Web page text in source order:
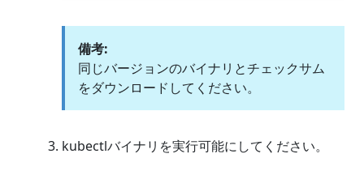
備考:
同じバージョンのバイナリとチェックサム
をダウンロードしてください。
kubectlバイナリを実行可能にしてください。